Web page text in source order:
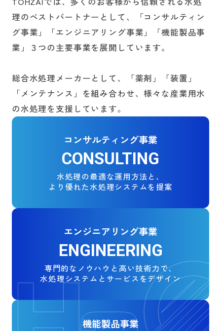
理のベストパートナーとして、「コンサルティン
グ事業」「エンジニアリング事業」「機能製品事
業」３つの主要事業を展開しています。
総合水処理メーカーとして、「薬剤」「装置」
「メンテナンス」を組み合わせ、様々な産業用水
の水処理を支援しています。
コンサルティング事業
CONSULTING
水処理の最適な運用方法と、
より優れた水処理システムを提案
エンジニアリング事業
ENGINEERING
専門的なノウハウと 高い技術力で、
水処理システム とサービスをデザイン
機能製品事業